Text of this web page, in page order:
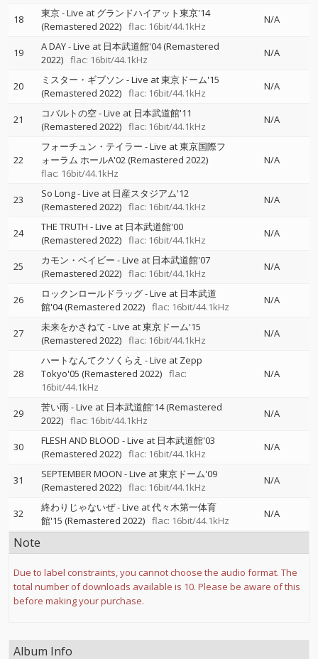
18
東京 - Live at グランドハイアット東京'14
(Remastered 2022) flac: 16bit/44.1kHz
N/A
19
A DAY - Live at 日本武道館'04 (Remastered
2022) flac: 16bit/44.1kHz
N/A
20
ミスター・ギブソン - Live at 東京ドーム'15
(Remastered 2022) flac: 16bit/44.1kHz
N/A
21
コバルトの空 - Live at 日本武道館'11
(Remastered 2022) flac: 16bit/44.1kHz
N/A
22
フォーチュン・テイラー - Live at 東京国際フ
ォーラム ホールA'02 (Remastered 2022)
flac: 16bit/44.1kHz
N/A
23
So Long - Live at 日産スタジアム'12
(Remastered 2022) flac: 16bit/44.1kHz
N/A
24
THE TRUTH - Live at 日本武道館'00
(Remastered 2022) flac: 16bit/44.1kHz
N/A
25
カモン・ベイビー - Live at 日本武道館'07
(Remastered 2022) flac: 16bit/44.1kHz
N/A
26
ロックンロールドラッグ - Live at 日本武道
館'04 (Remastered 2022) flac: 16bit/44.1kHz
N/A
27
未来をかさねて - Live at 東京ドーム'15
(Remastered 2022) flac: 16bit/44.1kHz
N/A
28
ハートなんてクソくらえ - Live at Zepp
Tokyo'05 (Remastered 2022) flac:
16bit/44.1kHz
N/A
29
苦い雨 - Live at 日本武道館'14 (Remastered
2022) flac: 16bit/44.1kHz
N/A
30
FLESH AND BLOOD - Live at 日本武道館'03
(Remastered 2022) flac: 16bit/44.1kHz
N/A
31
SEPTEMBER MOON - Live at 東京ドーム'09
(Remastered 2022) flac: 16bit/44.1kHz
N/A
32
終わりじゃないぜ - Live at 代々木第一体育
館'15 (Remastered 2022) flac: 16bit/44.1kHz
N/A
Note
Due to label constraints, you cannot choose the audio format. The
total number of downloads available is 10. Please be aware of this
before making your purchase.
Album Info